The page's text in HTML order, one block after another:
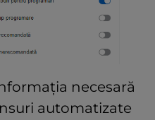
necesară
automatizate